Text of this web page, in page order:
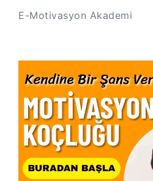
E-Motivasyon Akademi